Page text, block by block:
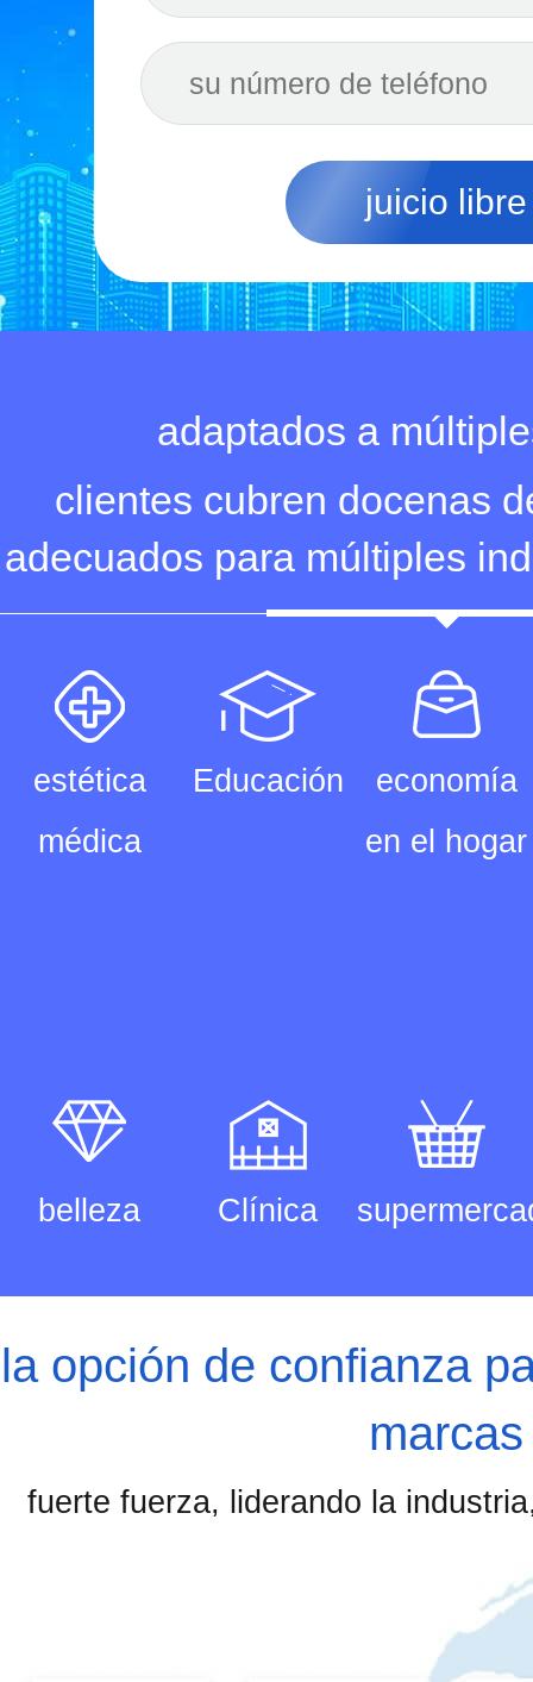
juicio libre
adaptados a
clientes cubren docenas
adecuados para múltiples
estética
médica
Educación
economía
en el hogar
belleza Clínica
la opción de confianza
marcas
fuerte fuerza, liderando la